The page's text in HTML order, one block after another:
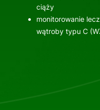
ciąży
monitorowanie
wątroby typu C